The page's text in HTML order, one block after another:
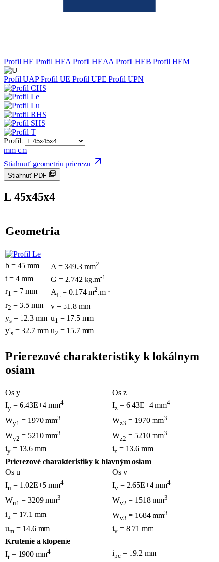
Profil HE Profil HEA Profil HEAA Profil HEB Profil HEM
Profil UAPProfil UE Profil UPE Profil UPN
Profil:
mm cm
Stiahnuť geometriu prierezu
Stiahnuť PDF
L 45x45x4
Geometria
b = 45 mm A = 349.3 mm2
t = 4 mm G = 2.742 kg.m-1
r1 = 7 mm AL = 0.174 m2.m-1
r2 = 3.5 mm
v = 31.8 mm
ys = 12.3 mm u1 = 17.5 mm
y's = 32.7 mm u2 = 15.7 mm
Prierezové charakteristiky k lokálnym
osiam
Os y
Os z
Iy = 6.43E+4 mm4 Iz = 6.43E+4 mm4
Wy1 = 1970 mm3 Wz3 = 1970 mm3
Wy2 = 5210 mm3 Wz2 = 5210 mm3
iy = 13.6 mm iz = 13.6 mm
Prierezové charakteristiky k hlavným osiam
Os u
Os v
Iu = 1.02E+5 mm4 Iv = 2.65E+4 mm4
Wu1 = 3209 mm3 Wv2 = 1518 mm3
iu = 17.1 mm Wv3 = 1684 mm3
um = 14.6 mm iv = 8.71 mm
Krútenie a klopenie
It = 1900 mm4 ipc = 19.2 mm